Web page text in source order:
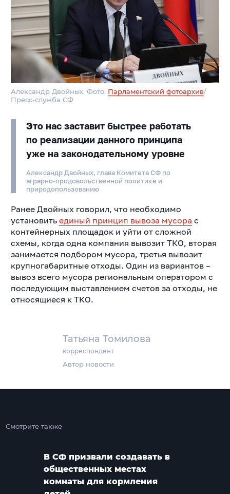
Татьяна Томилова
корреспондент
Автор новости
Александр Двойных. Фото: Парламентский фотоархив/
Пресс-служба СФ
Это нас заставит быстрее работать
по реализации данного принципа
уже на законодательному уровне
Александр Двойных, глава Комитета СФ по
аграрно-продовольственной политике и
природопользованию
Ранее Двойных говорил, что необходимо
установить единый принцип вывоза мусора с
контейнерных площадок и уйти от сложной
схемы, когда одна компания вывозит ТКО, вторая
занимается подбором мусора, третья вывозит
крупногабаритные отходы. Один из вариантов –
вывоз всего мусора региональным оператором с
последующим выставлением счетов за отходы, не
относящиеся к ТКО.
Смотрите также
В СФ призвали создавать в
общественных местах
комнаты для кормления